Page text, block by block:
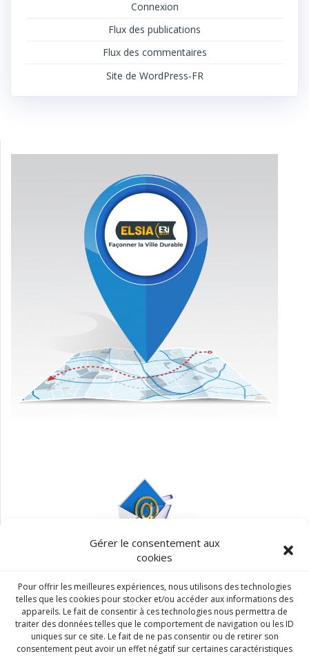
Gérer le consentement aux
cookies
Pour offrir les meilleures expériences, nous utilisons des technologies
telles que les cookies pour stocker et/ou accéder aux informations des
appareils. Le fait de consentir à ces technologies nous permettra de
traiter des données telles que le comportement de navigation ou les ID
uniques sur ce site. Le fait de ne pas consentir ou de retirer son
consentement peut avoir un effet négatif sur certaines caractéristiques
Connexion
Flux des publications
Flux des commentaires
Site de WordPress-FR
ELSIA entreprise du groupe